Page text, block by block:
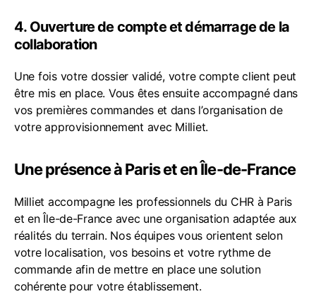
4. Ouverture de compte et démarrage de la
collaboration
Une fois votre dossier validé, votre compte client peut
être mis en place. Vous êtes ensuite accompagné dans
vos premières commandes et dans l’organisation de
votre approvisionnement avec Milliet.
Une présence à Paris et en Île-de-France
Milliet accompagne les professionnels du CHR à Paris
et en Île-de-France avec une organisation adaptée aux
réalités du terrain. Nos équipes vous orientent selon
votre localisation, vos besoins et votre rythme de
commande afin de mettre en place une solution
cohérente pour votre établissement.